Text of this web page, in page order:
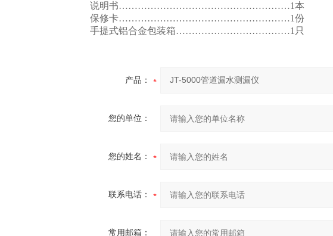
说明书………………………………………………1本
保修卡………………………………………………1份
手提式铝合金包装箱………………………………1只
产品：
您的单位：
您的姓名：
联系电话：
常用邮箱：